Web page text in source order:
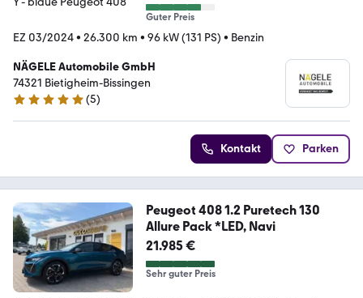
Guter Preis
EZ 03/2024• 26.300 km • 96 kW (131 PS) • Benzin
NÄGELE Automobile GmbH
74321 Bietigheim-Bissingen
4.9 Sterne
(5)
Kontakt Parken
Peugeot 408 1.2 Puretech 130
Allure Pack *LED, Navi
21.985 €
Sehr guter Preis